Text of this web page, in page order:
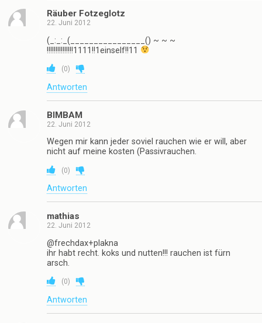
(0)
22. Juni 2012
@Vollpfosten: Das Leben genießen = rauchen? Du
musst ja echt ein trauriges Leben haben.
(0)
22. Juni 2012
Geht doch. Das ist mal ein gutes Video mit
vernünftiger Botschaft! Nicht wie diese taubstummer
Von so etwas mehr geht in Ordnung.
Antworten
plakna
Da muss ich dir zustimmen, frechdax.